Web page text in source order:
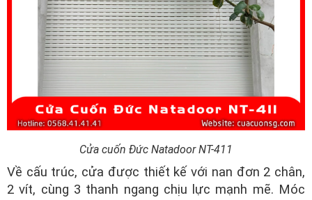
Cửa cuốn Đức Natadoor NT-411
Về cấu trúc, cửa được thiết kế với nan đơn 2 chân,
2 vít, cùng 3 thanh ngang chịu lực mạnh mẽ. Móc